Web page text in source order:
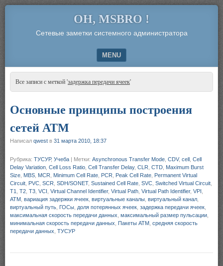
OH, MSBRO !
Сетевые заметки системного администратора
MENU
SKIP TO CONTENT
Все записи с меткой 'задержка передачи ячеек'
Основные принципы построения
сетей ATM
Написал qwest в 31 марта 2010, 18:37
Рубрика: ТУСУР, Учеба | Метки: Asynchronous Transfer Mode CDV, cell Cell
Delay Variation Cell Loss Ratio Cell Transfer Delay, CLR CTD Maximum Burst
Size MBS MCR Minimum Cell Rate PCR Peak Cell Rate Permanent Virtual
Circuit PVC SCR SDH/SONET, Sustained Cell Rate SVC Switched Virtual Circuit
T1
T2 T3 VCI Virtual Channel Identifier, Virtual Path Virtual Path Identifier, VPI
АТМ вариация задержки ячеек виртуальные каналы виртуальный канал
виртуальный путь ГОСы доля потерянных ячеек задержка передачи ячеек
максимальная скорость передачи данных максимальный размер пульсации
минимальная скорость передачи данных Пакеты АТМ средняя скорость
передачи данных ТУСУР